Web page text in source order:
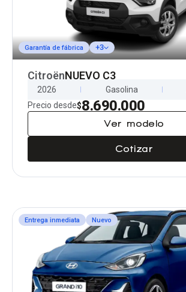
Garantía de fábrica +3
CitroënNUEVO C3
2026 Gasolina
Precio desde$8.690.000
Ver modelo
Cotizar
Entrega inmediata Nuevo